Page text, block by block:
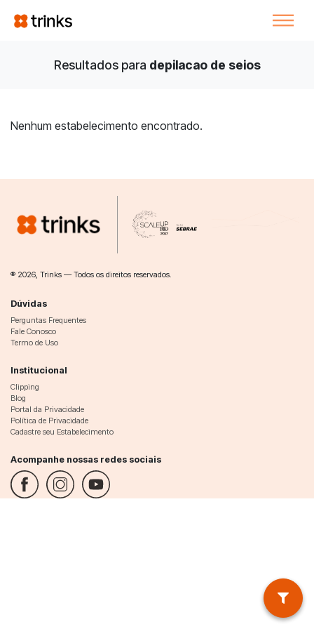
Resultados para depilacao de seios
Nenhum estabelecimento encontrado.
® 2026, Trinks — Todos os direitos reservados.
Dúvidas
Perguntas Frequentes
Fale Conosco
Termo de Uso
Institucional
Clipping
Blog
Portal da Privacidade
Política de Privacidade
Cadastre seu Estabelecimento
Acompanhe nossas redes sociais